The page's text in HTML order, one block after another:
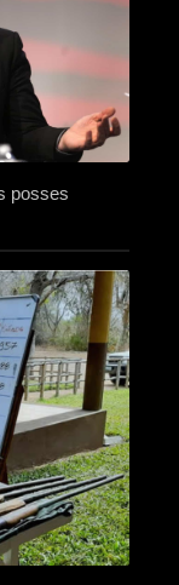
posses